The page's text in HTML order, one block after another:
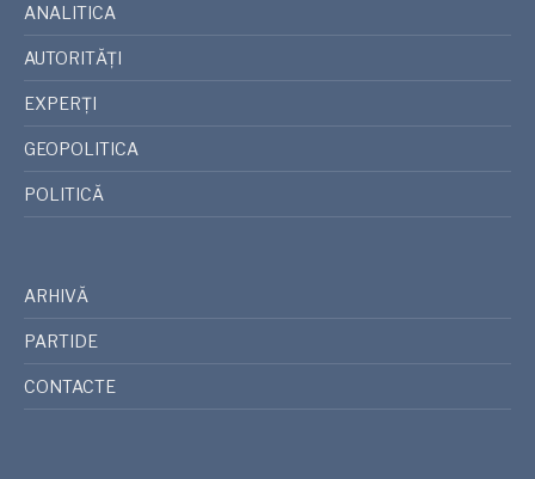
ANALITICA
AUTORITĂȚI
EXPERȚI
GEOPOLITICA
POLITICĂ
ARHIVĂ
PARTIDE
CONTACTE